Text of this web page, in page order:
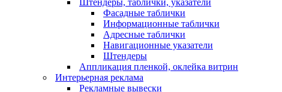
Штендеры, таблички, указатели
Фасадные таблички
Информационные таблички
Адресные таблички
Навигационные указатели
Штендеры
Аппликация пленкой, оклейка витрин
Интерьерная реклама
Рекламные вывески